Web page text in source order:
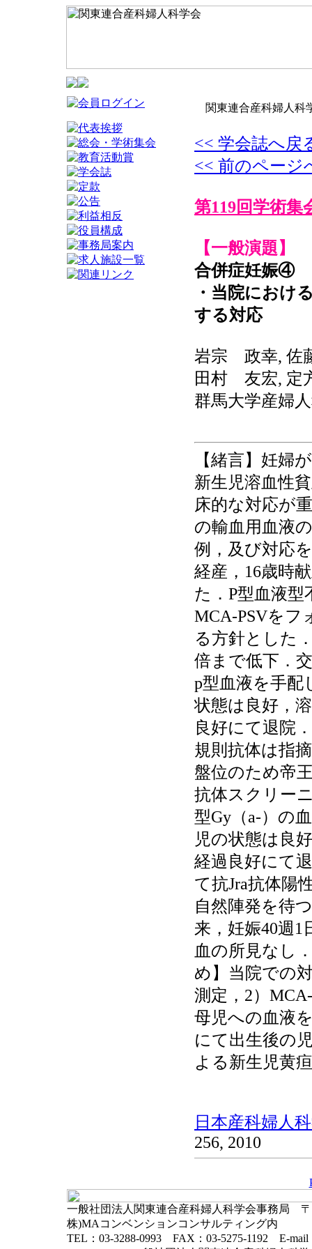
関東連合産科婦人科
<< 学会誌へ戻
<< 前のページ
第119回学術集
【一般演題】
合併症妊娠④
・当院におけ
する対応
岩宗 政幸,
田村 友宏,
群馬大学産婦
【緒言】妊婦
新生児溶血性
床的な対応が
の輸血用血液
例，及び対応
経産，16歳時
た．P型血液
MCA-PSVをフ
る方針とした
倍まで低下．
p型血液を手配
状態は良好，
良好にて退院
規則抗体は指
盤位のため帝
抗体スクリー
型Gy（a-）の
児の状態は良
経過良好にて
て抗Jra抗体陽
自然陣発を待
来，妊娠40週1
血の所見なし
め】当院での
測定，2）
母児への血液
にて出生後の
よる新生児黄
日本産科婦人
256, 2010
一般社団法人関東連合産科婦人科学会事務局 〒
株)MAコンベンションコンサルティング内
TEL：03-3288-0993 FAX：03-5275-1192 E-mail